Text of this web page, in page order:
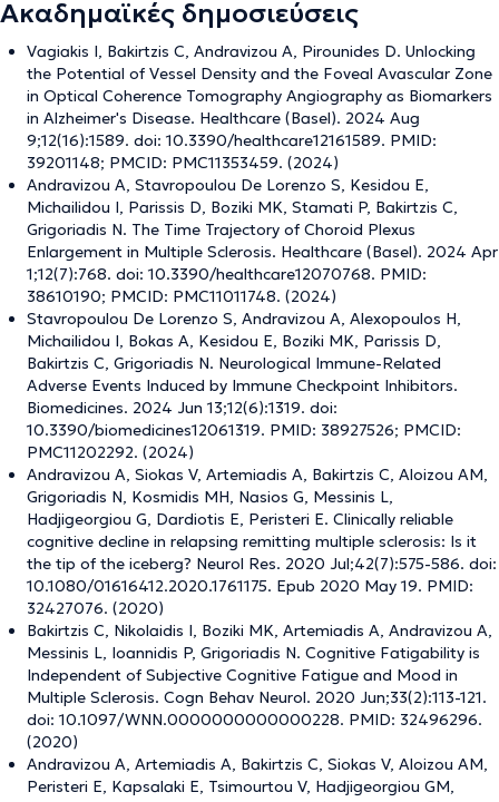
Ακαδημαϊκές δημοσιεύσεις
Vagiakis I, Bakirtzis C, Andravizou A, Pirounides D. Unlocking
the Potential of Vessel Density and the Foveal Avascular Zone
in Optical Coherence Tomography Angiography as Biomarkers
in Alzheimer's Disease. Healthcare (Basel). 2024 Aug
9;12(16):1589. doi: 10.3390/healthcare12161589. PMID:
39201148; PMCID: PMC11353459. (2024)
Andravizou A, Stavropoulou De Lorenzo S, Kesidou E,
Michailidou I, Parissis D, Boziki MK, Stamati P, Bakirtzis C,
Grigoriadis N. The Time Trajectory of Choroid Plexus
Enlargement in Multiple Sclerosis. Healthcare (Basel). 2024 Apr
1;12(7):768. doi: 10.3390/healthcare12070768. PMID:
38610190; PMCID: PMC11011748. (2024)
Stavropoulou De Lorenzo S, Andravizou A, Alexopoulos H,
Michailidou I, Bokas A, Kesidou E, Boziki MK, Parissis D,
Bakirtzis C, Grigoriadis N. Neurological Immune-Related
Adverse Events Induced by Immune Checkpoint Inhibitors.
Biomedicines. 2024 Jun 13;12(6):1319. doi:
10.3390/biomedicines12061319. PMID: 38927526; PMCID:
PMC11202292. (2024)
Andravizou A, Siokas V, Artemiadis A, Bakirtzis C, Aloizou AM,
Grigoriadis N, Kosmidis MH, Nasios G, Messinis L,
Hadjigeorgiou G, Dardiotis E, Peristeri E. Clinically reliable
cognitive decline in relapsing remitting multiple sclerosis: Is it
the tip of the iceberg? Neurol Res. 2020 Jul;42(7):575-586. doi:
10.1080/01616412.2020.1761175. Epub 2020 May 19. PMID:
32427076. (2020)
Bakirtzis C, Nikolaidis I, Boziki MK, Artemiadis A, Andravizou A,
Messinis L, Ioannidis P, Grigoriadis N. Cognitive Fatigability is
Independent of Subjective Cognitive Fatigue and Mood in
Multiple Sclerosis. Cogn Behav Neurol. 2020 Jun;33(2):113-121.
doi: 10.1097/WNN.0000000000000228. PMID: 32496296.
(2020)
Andravizou A, Artemiadis A, Bakirtzis C, Siokas V, Aloizou AM,
Peristeri E, Kapsalaki E, Tsimourtou V, Hadjigeorgiou GM,